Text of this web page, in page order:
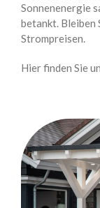
Sonnenenergie
betankt. Bleiben
Strompreisen.
Hier finden Sie